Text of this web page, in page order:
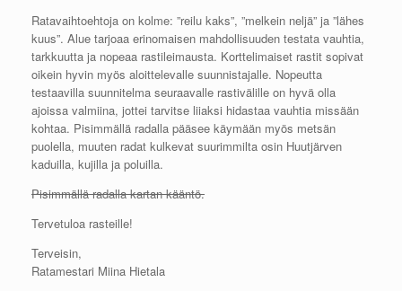
Ratavaihtoehtoja on kolme: ”reilu kaks”, ”melkein neljä” ja ”lähes
kuus”. Alue tarjoaa erinomaisen mahdollisuuden testata vauhtia,
tarkkuutta ja nopeaa rastileimausta. Korttelimaiset rastit sopivat
oikein hyvin myös aloittelevalle suunnistajalle. Nopeutta
testaavilla suunnitelma seuraavalle rastivälille on hyvä olla
ajoissa valmiina, jottei tarvitse liiaksi hidastaa vauhtia missään
kohtaa. Pisimmällä radalla pääsee käymään myös metsän
puolella, muuten radat kulkevat suurimmilta osin Huutjärven
kaduilla, kujilla ja poluilla.
Pisimmällä radalla kartan kääntö.
Tervetuloa rasteille!
Terveisin,
Ratamestari Miina Hietala